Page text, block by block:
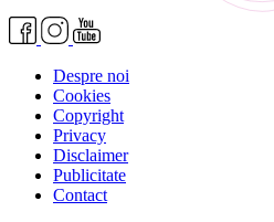
Despre noi
Cookies
Copyright
Privacy
Disclaimer
Publicitate
Contact